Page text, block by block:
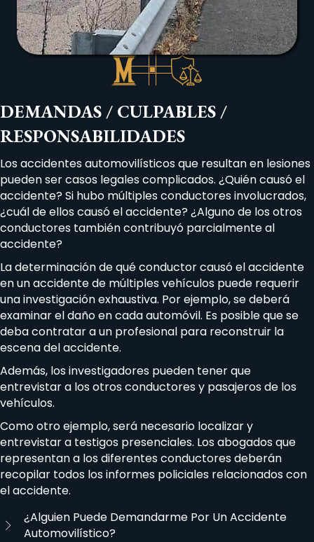
DEMANDAS / CULPABLES /
RESPONSABILIDADES
Los accidentes automovilísticos que resultan en lesiones
pueden ser casos legales complicados. ¿Quién causó el
accidente? Si hubo múltiples conductores involucrados,
¿cuál de ellos causó el accidente? ¿Alguno de los otros
conductores también contribuyó parcialmente al
accidente?
La determinación de qué conductor causó el accidente
en un accidente de múltiples vehículos puede requerir
una investigación exhaustiva. Por ejemplo, se deberá
examinar el daño en cada automóvil. Es posible que se
deba contratar a un profesional para reconstruir la
escena del accidente.
Además, los investigadores pueden tener que
entrevistar a los otros conductores y pasajeros de los
vehículos.
Como otro ejemplo, será necesario localizar y
entrevistar a testigos presenciales. Los abogados que
representan a los diferentes conductores deberán
recopilar todos los informes policiales relacionados con
el accidente.
¿Alguien Puede Demandarme Por Un Accidente
Automovilístico?